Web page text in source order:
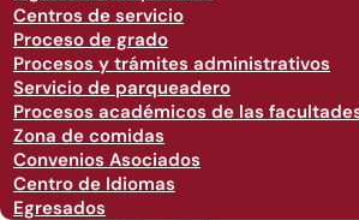
Centros de servicio
Proceso de grado
Procesos y trámites administrativos
Servicio de parqueadero
Procesos académicos de las
Zona de comidas
Convenios Asociados
Centro de Idiomas
Egresados